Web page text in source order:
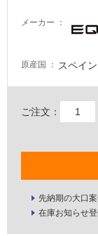
メーカー
原産国 スペイン
ご注文：
先納期の大口
在庫お知らせ
い
な
い
壁・